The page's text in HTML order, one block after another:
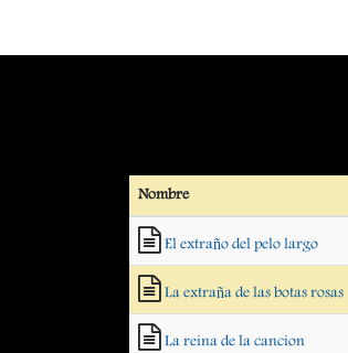
Nombre
El extraño del pelo largo
La extraña de las botas rosas
La reina de la cancion